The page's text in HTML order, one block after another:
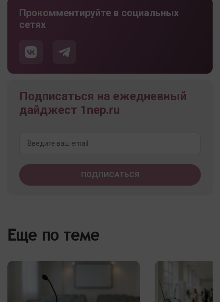
Прокомментируйте в социальных
сетях
Подписаться на ежедневный
дайджест 1nep.ru
Еще по теме